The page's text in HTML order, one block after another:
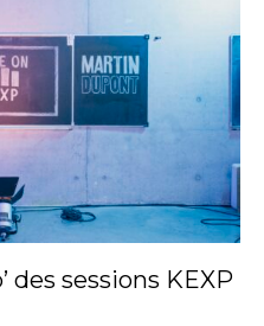
des sessions KEXP